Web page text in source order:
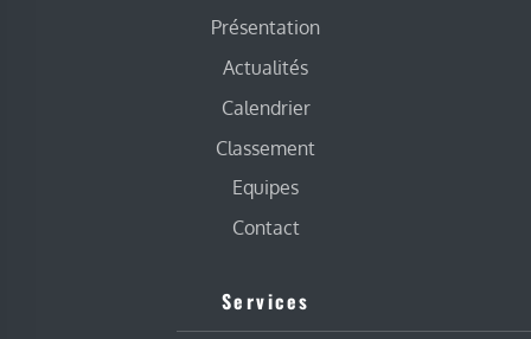
Présentation
Actualités
Calendrier
Classement
Equipes
Contact
Services